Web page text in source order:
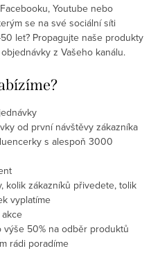
Youtube nebo
se na své sociální síti
let? Propagujte naše produkty
z Vašeho kanálu.
od první návštěvy zákazníka
s alespoň 3000
kolik zákazníků přivedete, tolik
vyplatíme
50% na odběr produktů
rádi poradíme